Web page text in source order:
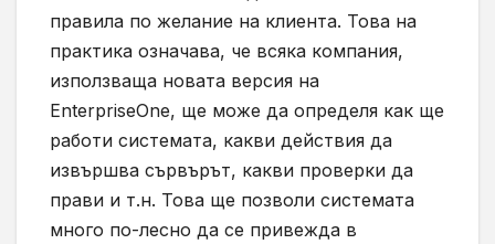
правила по желание на клиента. Това на
практика означава, че всяка компания,
използваща новата версия на
EnterpriseOne, ще може да определя как ще
работи системата, какви действия да
извършва сървърът, какви проверки да
прави и т.н. Това ще позволи системата
много по-лесно да се привежда в